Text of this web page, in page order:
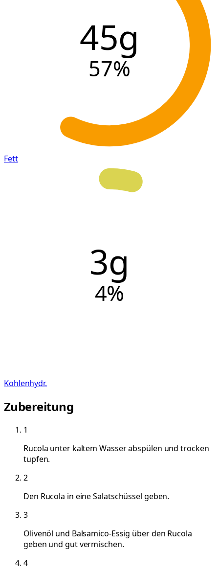
45g
57%
Fett
3g
4%
Kohlenhydr.
Zubereitung
1
Rucola unter kaltem Wasser abspülen und trocken
tupfen.
2
Den Rucola in eine Salatschüssel geben.
3
Olivenöl und Balsamico-Essig über den Rucola
geben und gut vermischen.
4